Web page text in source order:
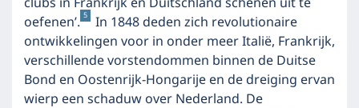
oefenen’. 5
In 1848 deden zich revolutionaire
ontwikkelingen voor in onder meer Italië, Frankrijk,
verschillende vorstendommen binnen de Duitse
Bond en Oostenrijk-Hongarije en de dreiging ervan
wierp een schaduw over Nederland. De